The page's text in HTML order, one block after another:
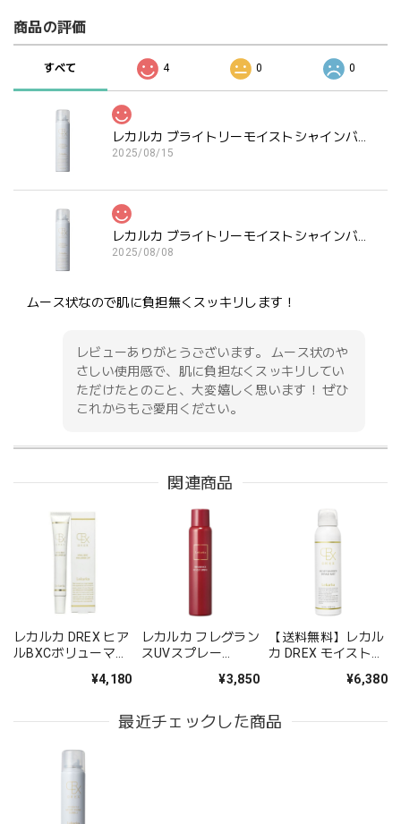
商品の評価
すべて 4 0 0
2025/08/15
2025/08/08
ムース状なので肌に負担無くスッキリします！
レビューありがとうございます。 ムース状のや
さしい使用感で、肌に負担なくスッキリしてい
ただけたとのこと、大変嬉しく思います！ ぜひ
これからもご愛用ください。
ものすごく濃密な泡です。洗顔後のつっぱりは以前よりマシ
な気がします。価格もそこまでお高くないので、リピートし
ています。
レビューをご投稿いただき、誠にありがとうご
いです。
関連商品
レカルカ DREX ヒア
ルBXCボリューマー
VOLUMER LIP）¥4,180
レカルカ フレグラン
スUVスプレー
UV SPRAY 100g）
¥3,850
【送料無料】レカル
カ DREX モイストバ
（MOIST BARRIER
50ml
¥6,380
最近チェックした商品